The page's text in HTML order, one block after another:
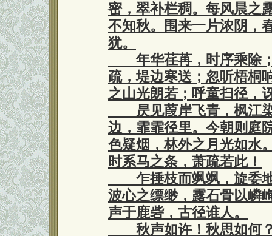
密，翠补栏稠。每风晨之
不知秋。围来一片浓阴，
犹。
年华荏苒，时序乘除；
疏，堤边寒送；忽听梧桐
之山光朗若；呼童扫径，
昃见葭岸飞青，枫江染
边，霏霏径里。今朝则庭
色疑烟，林外之月光如水
时系马之条，萧疏若此！
乍捶枝而飒飒，旋委地
波心之缥缈，露石骨以嶙
声于鹿砦，古径谁人。
秋声如许！秋思如何？